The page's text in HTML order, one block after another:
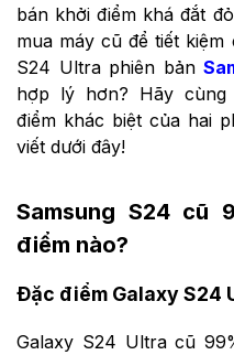
bán khởi điểm khá đắt
mua máy cũ để tiết
S24 Ultra phiên bản
hợp lý hơn? Hãy cùng
điểm khác biệt của hai
viết dưới đây!
Samsung S24 cũ
điểm nào?
Đặc điểm Galaxy S24
Galaxy S24 Ultra cũ